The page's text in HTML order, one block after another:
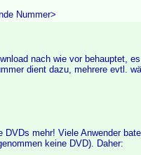
Nummer>
nach wie vor behauptet,
dient dazu, mehrere evtl.
mehr! Viele Anwender
keine DVD). Daher: